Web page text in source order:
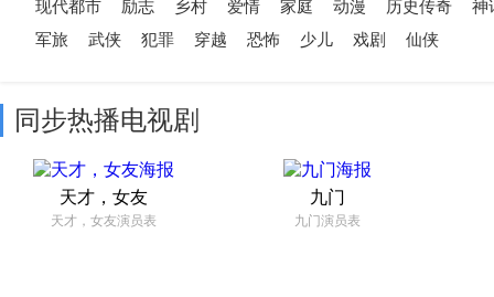
现代都市
励志 乡村 爱情 家庭 动漫 历史传奇
神
军旅
武侠 犯罪 穿越 恐怖 少儿 戏剧 仙侠
同步热播电视剧
天才，女友
天才，女友演员表
九门
九门演员表